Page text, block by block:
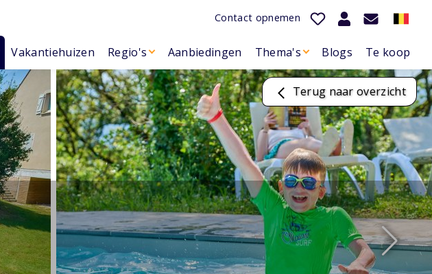
Contact opnemen
Vakantiehuizen Regio's Aanbiedingen Thema's Blogs Te koop
Terug naar overzicht